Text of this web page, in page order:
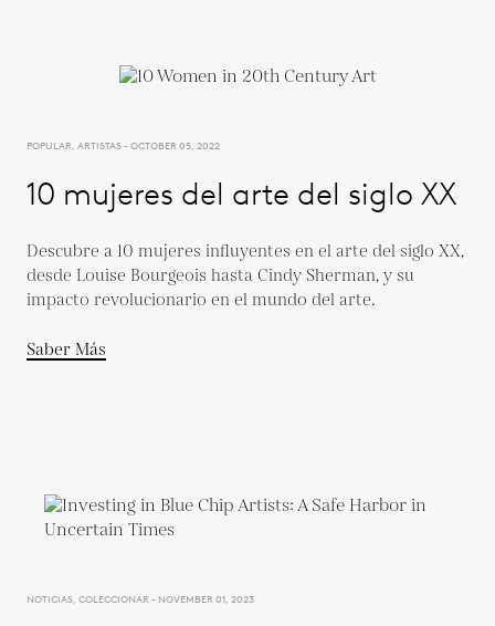
POPULAR, ARTISTAS - OCTOBER 05, 2022
10 mujeres del arte del siglo XX
Descubre a 10 mujeres influyentes en el arte del siglo XX,
desde Louise Bourgeois hasta Cindy Sherman, y su
impacto revolucionario en el mundo del arte.
Saber Más
NOTICIAS, COLECCIONAR - NOVEMBER 01, 2023